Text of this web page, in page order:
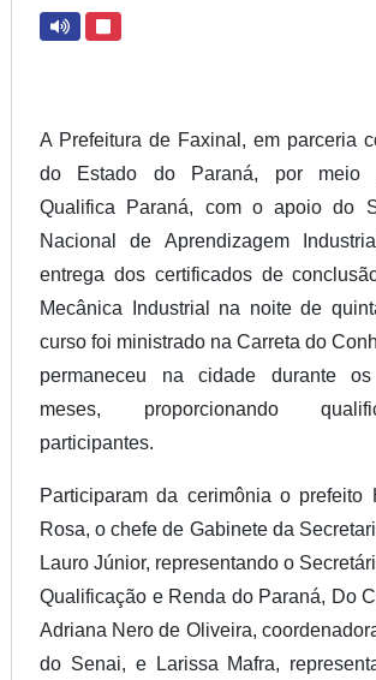
A Prefeitura de Faxinal, em parceria
do Estado do Paraná, por meio
Qualifica Paraná, com o apoio do
Nacional de Aprendizagem
entrega dos certificados de
Mecânica Industrial na noite de
curso foi ministrado na Carreta do
permaneceu na cidade durante
meses, proporcionando
participantes.
Participaram da cerimônia o prefeito
Rosa, o chefe de Gabinete da
Lauro Júnior, representando o
Qualificação e Renda do Paraná, Do
Adriana Nero de Oliveira,
do Senai, e Larissa Mafra,